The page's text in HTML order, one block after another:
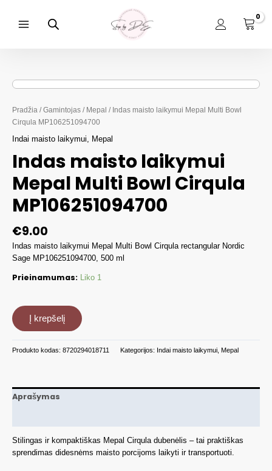
turinio
Pradžia /Gamintojas / Mepal / Indas maisto laikymui Mepal Multi Bowl
Cirqula MP106251094700
Indai maisto laikymui, Mepal
Indas maisto laikymui
Mepal Multi Bowl Cirqula
MP106251094700
€9.00
Indas maisto laikymui Mepal Multi Bowl Cirqula rectangular Nordic
Sage MP106251094700, 500 ml
Prieinamumas: Liko 1
kiekis:
Indas
laikymui
Bowl
Cirqula
Į krepšelį
Produkto kodas: 8720294018711 Kategorijos: Indai maisto laikymui Mepal
Aprašymas
Stilingas ir kompaktiškas Mepal Cirqula dubenėlis – tai praktiškas
sprendimas didesnėms maisto porcijoms laikyti ir transportuoti.